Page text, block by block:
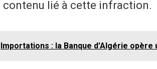
contenu lié à cette infraction.
Importations : la Banque d'Algérie opère